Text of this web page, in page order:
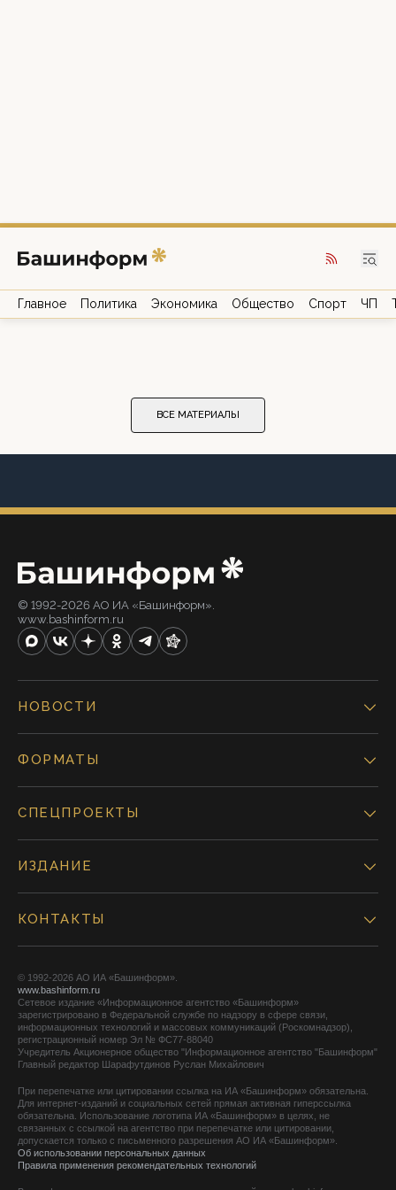
Главное Политика Экономика Общество Спорт ЧП
ВСЕ МАТЕРИАЛЫ
© 1992-2026 АО ИА «Башинформ».
www.bashinform.ru
НОВОСТИ
ФОРМАТЫ
СПЕЦПРОЕКТЫ
ИЗДАНИЕ
КОНТАКТЫ
© 1992-2026 АО ИА «Башинформ».
www.bashinform.ru
Сетевое издание «Информационное агентство «Башинформ»
зарегистрировано в Федеральной службе по надзору в сфере связи,
информационных технологий и массовых коммуникаций (Роскомнадзор),
регистрационный номер Эл № ФС77-88040
Учредитель Акционерное общество "Информационное агентство "Башинформ"
Главный редактор Шарафутдинов Руслан Михайлович
При перепечатке или цитировании ссылка на ИА «Башинформ» обязательна.
Для интернет-изданий и социальных сетей прямая активная гиперссылка
обязательна. Использование логотипа ИА «Башинформ» в целях, не
связанных с ссылкой на агентство при перепечатке или цитировании,
допускается только с письменного разрешения АО ИА «Башинформ».
Об использовании персональных данных
Правила применения рекомендательных технологий